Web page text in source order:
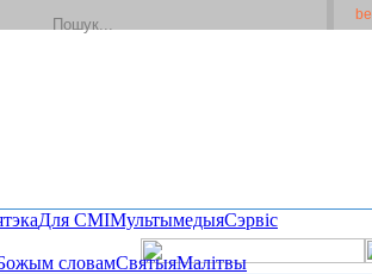
be
Для СМІМультымедыяСэрвіс
словамСвятыяМалітвы